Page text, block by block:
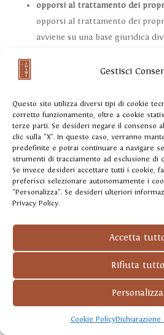
Gestisci
Questo sito utilizza diversi tipi di cookie
corretto funzionamento, oltre a cookie
terze parti. Se desideri negare il consenso
clic sulla "X". In questo caso, verranno
predefinite e potrai continuare a navigare
strumenti di tracciamento ad esclusione di
Se invece desideri accettare tutti i cookie,
preferisci selezionare autonomamente i
"Personalizza". Se desideri ulteriori
Privacy Policy.
Accetta
Rifiuta tutto
Personalizza
Cookie PolicyDichiarazione
opporsi al trattamento dei
opporsi al trattamento dei
avviene su una base giuridica
indicati nella sezione
ottenere informazioni sui Dati
determinati aspetti del
copia dei Dati trattati.
verificare e chiedere la
verificare la correttezza dei
l’aggiornamento o la correzione.
ottenere la limitazione del
alcun altro scopo se non la loro
ottenere la cancellazione o
Quando ricorrono
l’Utente può richiedere la
Dati da parte del Titolare.